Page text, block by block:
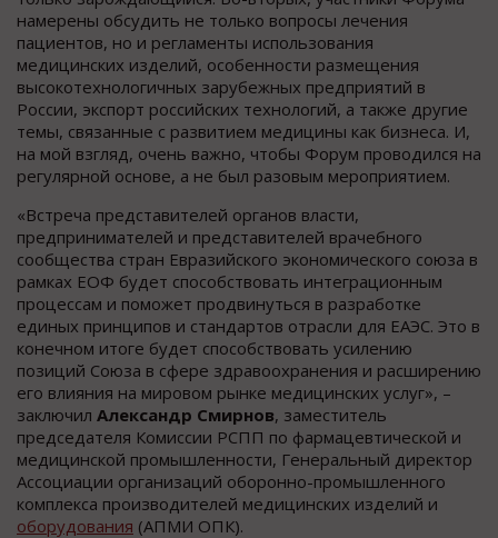
намерены обсудить не только вопросы лечения
пациентов, но и регламенты использования
медицинских изделий, особенности размещения
высокотехнологичных зарубежных предприятий в
России, экспорт российских технологий, а также другие
темы, связанные с развитием медицины как бизнеса. И,
на мой взгляд, очень важно, чтобы Форум проводился на
регулярной основе, а не был разовым мероприятием.
«Встреча представителей органов власти,
предпринимателей и представителей врачебного
сообщества стран Евразийского экономического союза в
рамках ЕОФ будет способствовать интеграционным
процессам и поможет продвинуться в разработке
единых принципов и стандартов отрасли для ЕАЭС. Это в
конечном итоге будет способствовать усилению
позиций Союза в сфере здравоохранения и расширению
его влияния на мировом рынке медицинских услуг», –
заключил Александр Смирнов, заместитель
председателя Комиссии РСПП по фармацевтической и
медицинской промышленности, Генеральный директор
Ассоциации организаций оборонно-промышленного
комплекса производителей медицинских изделий и
оборудования (АПМИ ОПК).